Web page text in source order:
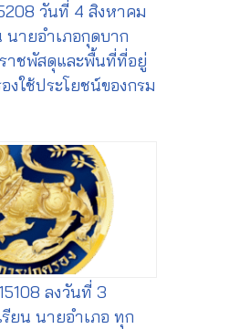
วันที่ 4 สิงหาคม
นายอำเภอกุดบาก
ราชพัสดุและพื้นที่ที่อยู่
งใช้ประโยชน์ของกรม
ลงวันที่ 3
ยน นายอำเภอ ทุก